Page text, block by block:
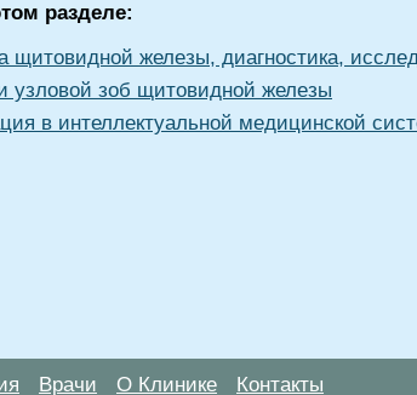
разделе:
щитовидной железы, диагностика,
зоб щитовидной железы
в интеллектуальной медицинской
Врачи О Клинике Контакты